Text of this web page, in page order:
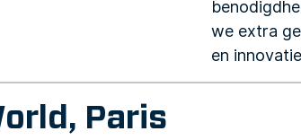
we extra
en
Paris